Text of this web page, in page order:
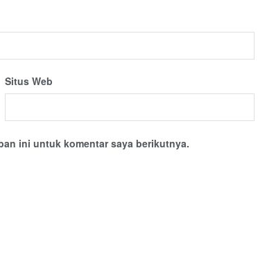
Situs Web
ini untuk komentar saya berikutnya.